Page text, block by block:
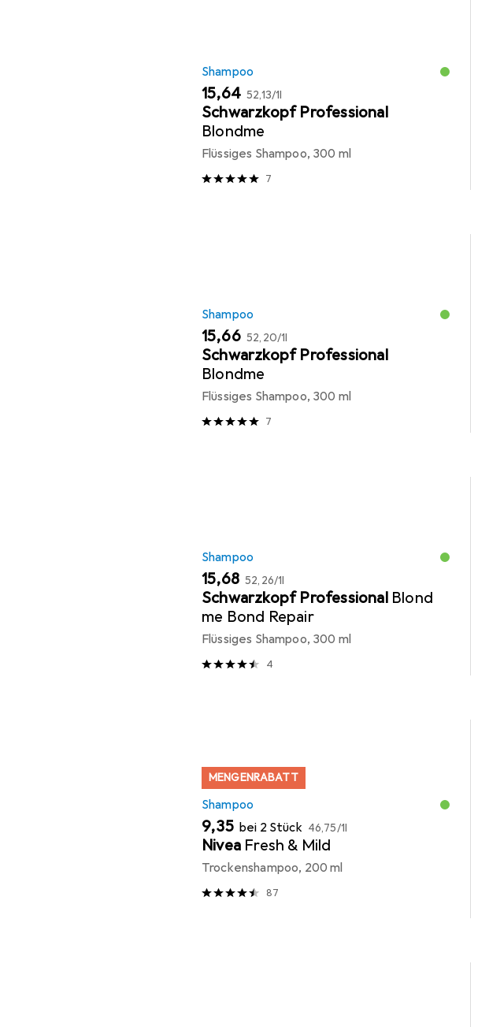
Shampoo
EUR
15,64 EUR
52,13/1l
Schwarzkopf Professional
Blondme
Flüssiges Shampoo, 300 ml
7
Shampoo
EUR
15,66 EUR
52,20/1l
Schwarzkopf Professional
Blondme
Flüssiges Shampoo, 300 ml
7
Shampoo
EUR
15,68 EUR
52,26/1l
Schwarzkopf Professional Blond
me Bond Repair
Flüssiges Shampoo, 300 ml
4
MENGENRABATT
Shampoo
EUR
9,35 bei 2 Stück EUR
46,75/1l
Nivea Fresh & Mild
Trockenshampoo, 200 ml
87